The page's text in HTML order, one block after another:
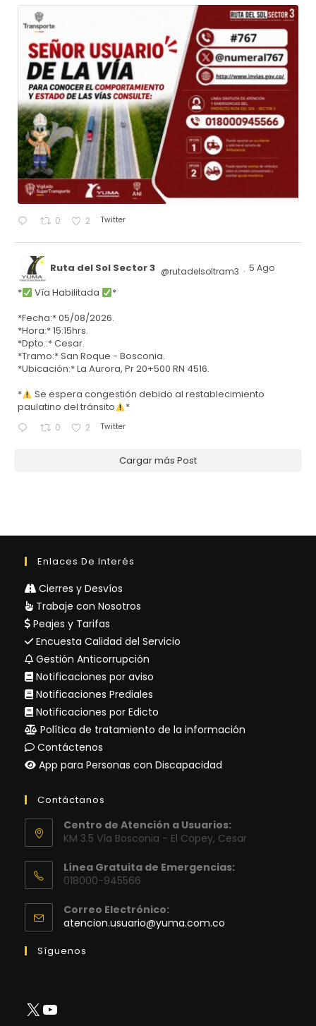
0 2 Twitter
Ruta del Sol Sector 3 @rutadelsoltram3 · 5 Ago
* Vía Habilitada
*
*Fecha:* 05/08/2026.
*Hora:* 15:15hrs.
*Dpto.:* Cesar.
*Tramo:* San Roque - Bosconia.
*Ubicación:* La Aurora, Pr 20+500 RN 4516.
*
Se espera congestión debido al restablecimiento
paulatino del tránsito
*
0 2 Twitter
Cargar más Post
Enlaces De Interés
Cierres y Desvíos
Trabaje con Nosotros
Peajes y Tarifas
Encuesta Calidad del Servicio
Gestión Anticorrupción
Notificaciones por aviso
Notificaciones Prediales
Notificaciones por Edicto
Política de tratamiento de la información
Contáctenos
App para Personas con Discapacidad
Contáctanos
Centro de Atención a Usuarios:
KM 3.5 Vía Bosconia - El Copey, Cesar
Línea Gratuita de Emergencias:
018000-945566
Correo Electrónico:
atencion.usuario@yuma.com.co
Síguenos
X YouTube